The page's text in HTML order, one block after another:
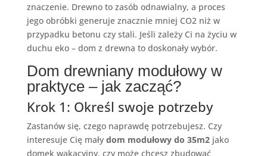
znaczenie. Drewno to zasób odnawialny, a proces
jego obróbki generuje znacznie mniej CO2 niż w
przypadku betonu czy stali. Jeśli zależy Ci na życiu w
duchu eko – dom z drewna to doskonały wybór.
Dom drewniany modułowy w
praktyce – jak zacząć?
Krok 1: Określ swoje potrzeby
Zastanów się, czego naprawdę potrzebujesz. Czy
interesuje Cię mały dom modułowy do 35m2jako
domek wakacyjny, czy może chcesz zbudować